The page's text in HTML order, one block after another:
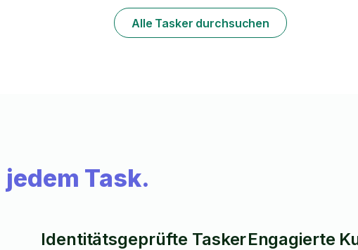
Alle Tasker durchsuchen
jedem Task.
Identitätsgeprüfte TaskerEngagierte